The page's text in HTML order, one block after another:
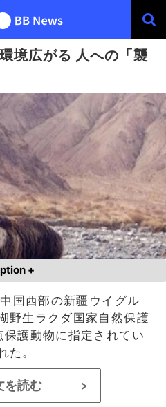
境広がる 人への「襲
+
国西部の新疆ウイグル
野生ラクダ国家自然保護
護動物に指定されてい
た。
を読む >